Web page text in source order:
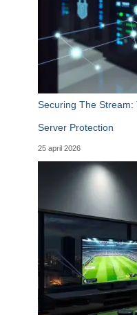
Securing The Stream:
Server Protection
25 april 2026